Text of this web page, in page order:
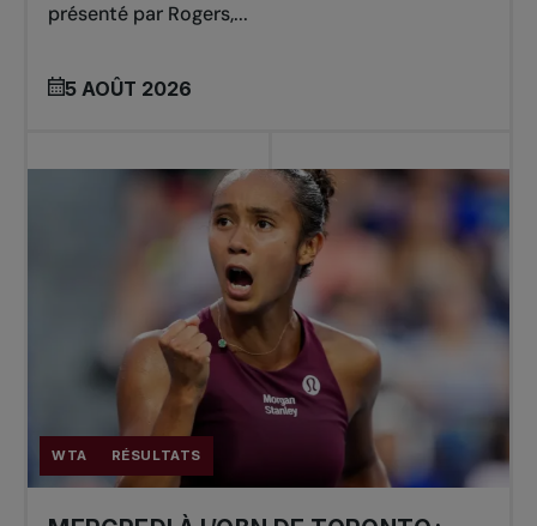
présenté par Rogers,...
5 AOÛT 2026
WTA RÉSULTATS